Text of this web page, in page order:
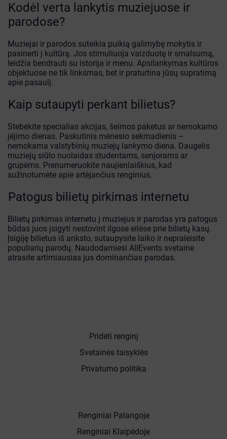
Kodėl verta lankytis muziejuose ir
parodose?
Muziejai ir parodos suteikia puikią galimybę mokytis ir
pasinerti į kultūrą. Jos stimuliuoja vaizduotę ir smalsumą,
leidžia bendrauti su istorija ir menu. Apsilankymas kultūros
objektuose ne tik linksmas, bet ir praturtina jūsų supratimą
apie pasaulį.
Kaip sutaupyti perkant bilietus?
Stebėkite specialias akcijas, šeimos paketus ar nemokamo
įėjimo dienas. Paskutinis mėnesio sekmadienis –
nemokama valstybinių muziejų lankymo diena. Daugelis
muziejų siūlo nuolaidas studentams, senjorams ar
grupėms. Prenumeruokite naujienlaiškius, kad
sužinotumėte apie artėjančius renginius.
Patogus bilietų pirkimas internetu
Bilietų pirkimas internetu į muziejus ir parodas yra patogus
būdas juos įsigyti nestovint ilgose eilėse prie bilietų kasų.
Įsigiję bilietus iš anksto, sutaupysite laiko ir nepraleisite
populiarių parodų. Naudodamiesi AllEvents svetaine
atrasite artimiausias jus dominančias parodas.
Renginiai Palangoje
Renginiai Klaipėdoje
Pridėti renginį
Svetainės taisyklės
Privatumo politika